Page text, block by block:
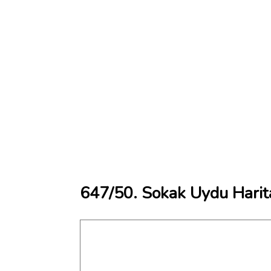
647/50. Sokak Uydu